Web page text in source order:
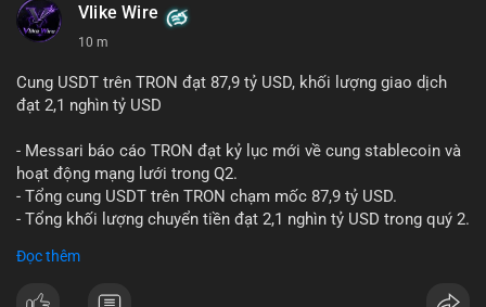
trung bình, khả năng cao đây là lệnh chuyển lên sàn để chuẩn
bị bán hoặc thực hiện chiến lược thanh khoản ngắn hạn. Dòng
nhà đầu tư nhỏ lẻ thận trọng hơn trong phiên giao dịch châu Á.
trong 24 giờ tới. Nếu xuất hiện thêm nhiều giao dịch tương tự
đổ vào sàn, cần cân nhắc giảm vị thế đòn bẩy. Ngược lại, nếu
dòng tiền này chỉ dừng lại, thị trường có thể sớm ổn định trở
lại.
#22.6BTC
Vlike Wire
10 m
Cung USDT trên TRON đạt 87,9 tỷ USD, khối lượng giao dịch
đạt 2,1 nghìn tỷ USD
- Messari báo cáo TRON đạt kỷ lục mới về cung stablecoin và
hoạt động mạng lưới trong Q2.
- Tổng cung USDT trên TRON chạm mốc 87,9 tỷ USD.
- Tổng khối lượng chuyển tiền đạt 2,1 nghìn tỷ USD trong quý 2.
hướng giảm.
Đọc thêm